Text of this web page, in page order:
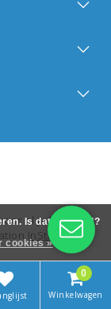
al je Keune
InStijl Media
0
Winkelwagen
Is dat akkoord?
cookies »